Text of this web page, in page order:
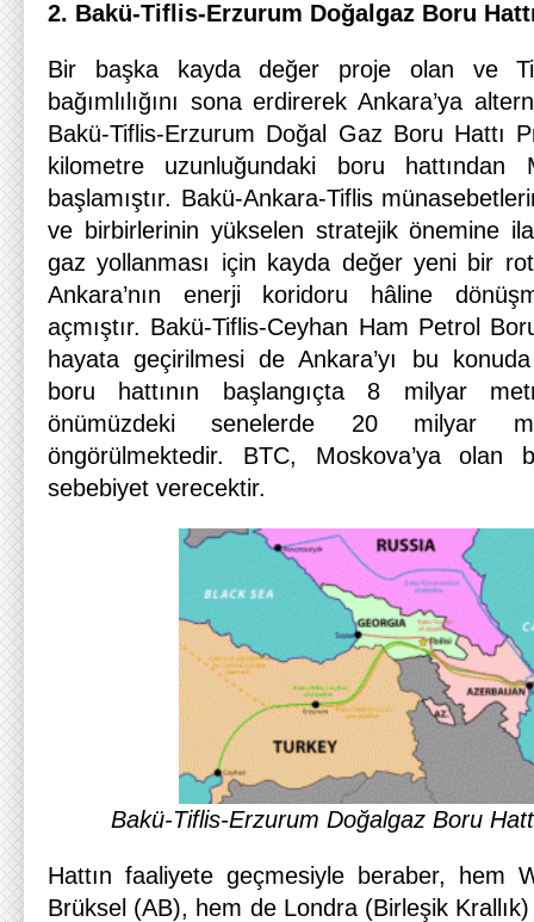
2. Bakü-Tiflis-Erzurum Doğalgaz Boru
Bir başka kayda değer proje olan ve
bağımlılığını sona erdirerek Ankara’ya
Bakü-Tiflis-Erzurum Doğal Gaz Boru Hattı
kilometre uzunluğundaki boru hattından
başlamıştır. Bakü-Ankara-Tiflis
ve birbirlerinin yükselen stratejik önemine
gaz yollanması için kayda değer yeni bir
Ankara’nın enerji koridoru hâline
açmıştır. Bakü-Tiflis-Ceyhan Ham Petrol
hayata geçirilmesi de Ankara’yı bu
boru hattının başlangıçta 8 milyar
önümüzdeki senelerde 20 milyar
öngörülmektedir. BTC, Moskova’ya olan
sebebiyet verecektir.
Bakü-Tiflis-Erzurum Doğalgaz Boru
Hattın faaliyete geçmesiyle beraber, hem
Brüksel (AB), hem de Londra (Birleşik Krallık)